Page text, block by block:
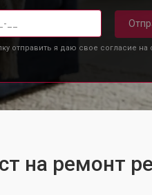
отправить я даю свое согласие на
на ремонт